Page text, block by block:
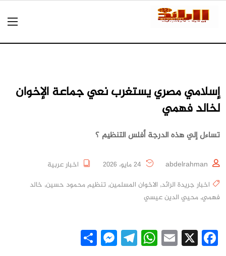
إسلامي مصري يستغرب نعي جماعة الإخوان
لخالد فهمي
تساءل إلي هذه الدرجة أفلس التنظيم ؟
abdelrahman
اخبار عربية
اخبار جريدة الرائد, الاخوان المسلمين, تنظيم محمود حسين, خالد
فهمي, محيي الدين عيسي
Facebook
X
Email
WhatsApp
Telegram
Messenger